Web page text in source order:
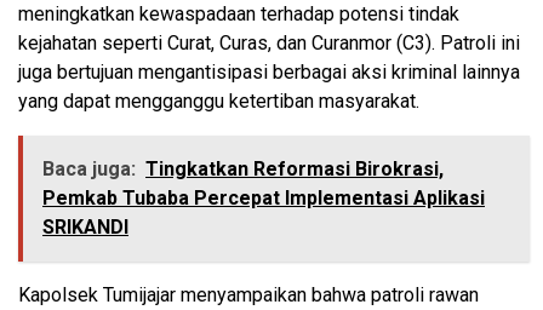
meningkatkan kewaspadaan terhadap potensi tindak
kejahatan seperti Curat, Curas, dan Curanmor (C3). Patroli ini
juga bertujuan mengantisipasi berbagai aksi kriminal lainnya
yang dapat mengganggu ketertiban masyarakat.
Baca juga: Tingkatkan Reformasi Birokrasi,
Pemkab Tubaba Percepat Implementasi Aplikasi
SRIKANDI
Kapolsek Tumijajar menyampaikan bahwa patroli rawan